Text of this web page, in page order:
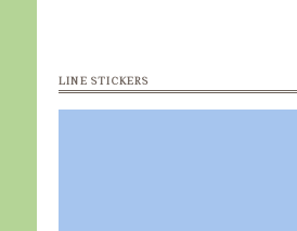
LINE STICKERS